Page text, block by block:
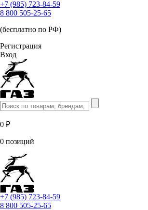
+7 (985) 723-84-59
8 800 505-25-65
(бесплатно по РФ)
Регистрация
Вход
0 ₽
0 позиций
+7 (985) 723-84-59
8 800 505-25-65